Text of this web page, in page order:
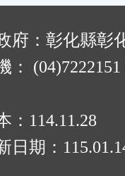
府：彰化縣彰
：
： 114.11.28
日期：